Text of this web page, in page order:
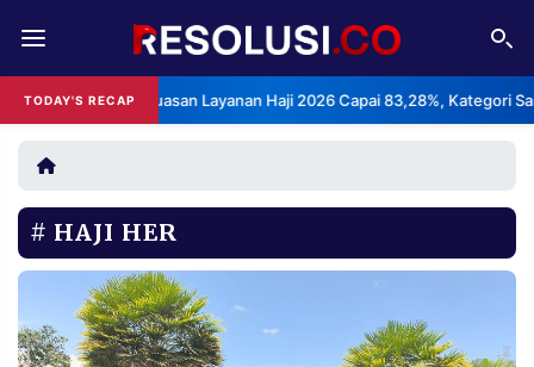
TODAY'S RECAP
Indeks Kepuasan Layanan Haji 2026 Capai 83,28%, Kategori Sangat
REDAKSI TENTANG
RESOLUSI IKLAN
RUBRIKASI
EDITORIAL AKSARA
FINANSIA PERSONA
HAJI HER